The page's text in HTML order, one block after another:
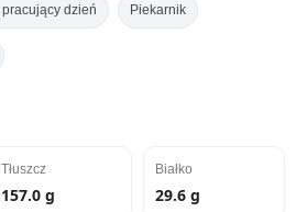
pracujący dzień Piekarnik
Tłuszcz
157.0 g
Białko
29.6 g